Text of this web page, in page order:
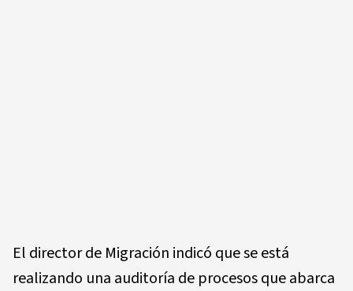
El director de Migración indicó que se está
realizando una auditoría de procesos que abarca